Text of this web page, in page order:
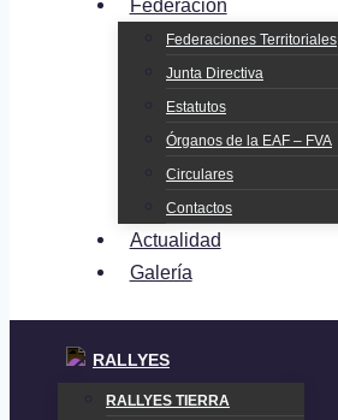
Federación
Federaciones Territoriales
Junta Directiva
Estatutos
Órganos de la EAF – FVA
Circulares
Contactos
Actualidad
Galería
RALLYES
RALLYES TIERRA